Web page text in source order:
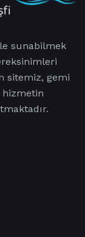
sunabilmek
sitemiz, gemi
hizmetin